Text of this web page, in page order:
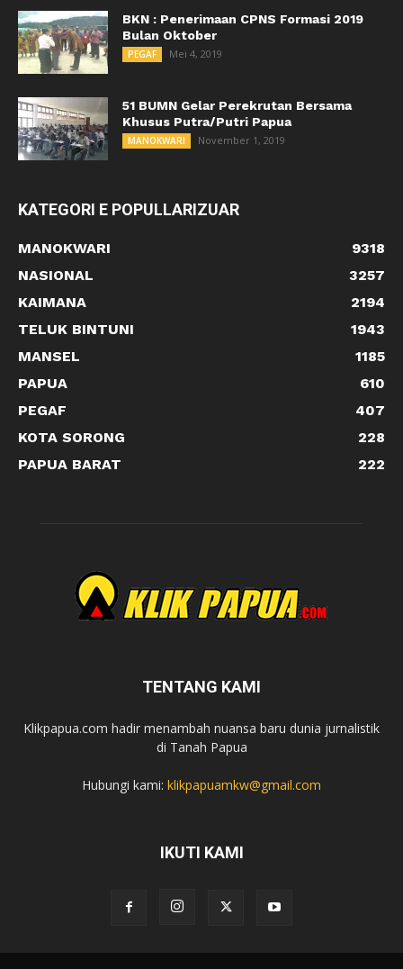
BKN : Penerimaan CPNS Formasi 2019
Bulan Oktober
PEGAF Mei 4, 2019
51 BUMN Gelar Perekrutan Bersama
Khusus Putra/Putri Papua
MANOKWARI November 1, 2019
KATEGORI E POPULLARIZUAR
MANOKWARI
9318
NASIONAL
3257
KAIMANA
2194
TELUK BINTUNI
1943
MANSEL
1185
PAPUA
610
PEGAF
407
KOTA SORONG
228
PAPUA BARAT
222
TENTANG KAMI
Klikpapua.com hadir menambah nuansa baru dunia jurnalistik
di Tanah Papua
Hubungi kami: klikpapuamkw@gmail.com
IKUTI KAMI